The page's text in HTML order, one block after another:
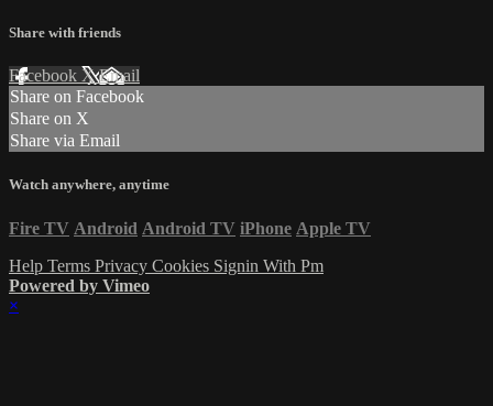
Share with friends
Facebook XEmail
Share on Facebook
Share on X
Share via Email
Watch anywhere, anytime
Fire TV Android Android TV iPhone Apple TV
Help Terms Privacy Cookies Signin With Pm
Powered by Vimeo
×